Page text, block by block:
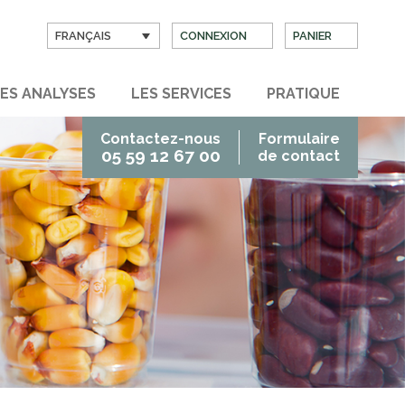
FRANÇAIS CONNEXION PANIER
ANALYSES LES SERVICES PRATIQUE
Contactez-nous
05 59 12 67 00
Formulaire
de contact